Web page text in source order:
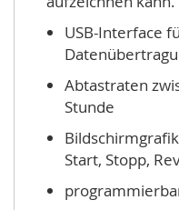
USB-Interface
Abtastraten
Stunde
Start, Stopp,